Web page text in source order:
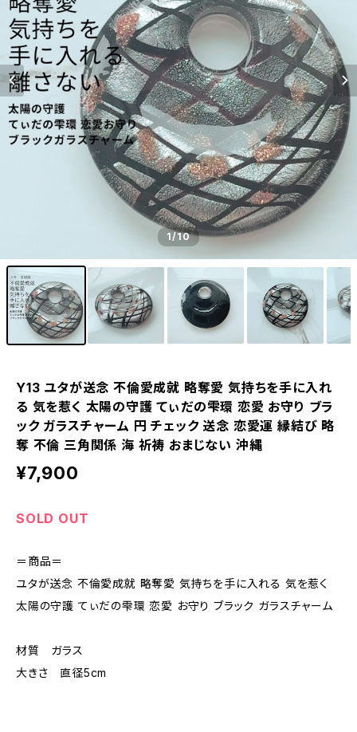
1/10
Y13 ユタが送念 不倫愛成就 略奪愛 気持ちを手に入れ
る 気を惹く 太陽の守護 てぃだの雫環 恋愛 お守り ブラ
ック ガラスチャーム 円 チェック 送念 恋愛運 縁結び 略
奪 不倫 三角関係 海 祈祷 おまじない 沖縄
¥7,900
SOLD OUT
＝商品＝
ユタが送念 不倫愛成就 略奪愛 気持ちを手に入れる 気を惹く
太陽の守護 てぃだの雫環 恋愛 お守り ブラック ガラスチャーム
材質 ガラス
大きさ 直径5cm